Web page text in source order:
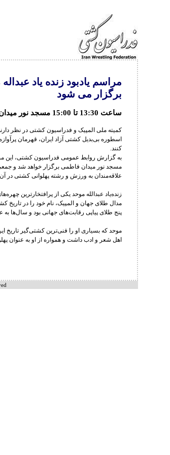
برگزار می شود
ساعت 13:30 تا 15:00 مسجد نور میدان فاطمی
کمیته ملی المپیک و فدراسیون کشتی در نظر
اسطوره بی‌بدیل کشتی آزاد ایران، قهرمان
کنند.
مسجد نور میدان فاطمی برگزار خواهد شد و
علاقه‌مندان به ورزش و رشته پهلوانی کشتی در
پنج طلای پیاپی رقابت‌های جهانی بود و سال‌ها
موحد که بسیاری او را فنی‌ترین کشتی‌گیر تاریخ
اهل شعر و ادب داشت و همواره از او به عنوان